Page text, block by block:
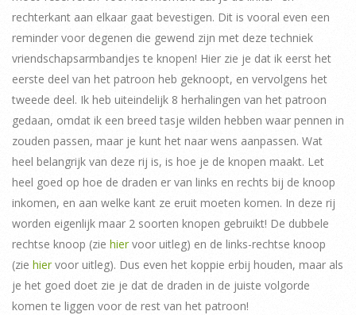
rechterkant aan elkaar gaat bevestigen. Dit is vooral even een
reminder voor degenen die gewend zijn met deze techniek
vriendschapsarmbandjes te knopen! Hier zie je dat ik eerst het
eerste deel van het patroon heb geknoopt, en vervolgens het
tweede deel. Ik heb uiteindelijk 8 herhalingen van het patroon
gedaan, omdat ik een breed tasje wilden hebben waar pennen in
zouden passen, maar je kunt het naar wens aanpassen. Wat
heel belangrijk van deze rij is, is hoe je de knopen maakt. Let
heel goed op hoe de draden er van links en rechts bij de knoop
inkomen, en aan welke kant ze eruit moeten komen. In deze rij
worden eigenlijk maar 2 soorten knopen gebruikt! De dubbele
rechtse knoop (zie hiervoor uitleg) en de links-rechtse knoop
(zie hier voor uitleg). Dus even het koppie erbij houden, maar als
je het goed doet zie je dat de draden in de juiste volgorde
komen te liggen voor de rest van het patroon!